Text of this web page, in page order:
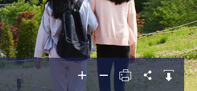
포토갤러리
포토갤러리